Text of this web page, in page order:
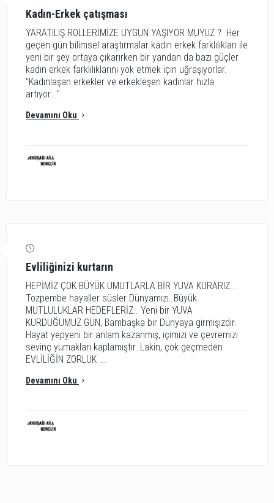
Kadın-Erkek çatışması
YARATILIŞ ROLLERİMİZE UYGUN YAŞIYOR MUYUZ ? Her
geçen gün bilimsel araştırmalar kadın erkek farklılıkları ile
yeni bir şey ortaya çıkarırken bir yandan da bazı güçler
kadın erkek farklılıklarını yok etmek için uğraşıyorlar.
"Kadınlaşan erkekler ve erkekleşen kadınlar hızla
artıyor..."
Devamını Oku
Evliliğinizi kurtarın
HEPİMİZ ÇOK BÜYÜK UMUTLARLA BİR YUVA KURARIZ...
Tozpembe hayaller süsler Dünyamızı..Büyük
MUTLULUKLAR HEDEFLERİZ.. Yeni bir YUVA
KURDUĞUMUZ GÜN, Bambaşka bir Dünyaya girmişizdir.
Hayat yepyeni bir anlam kazanmış, içimizi ve çevremizi
sevinç yumakları kaplamıştır. Lakin, çok geçmeden
EVLİLİĞİN ZORLUK ...
Devamını Oku